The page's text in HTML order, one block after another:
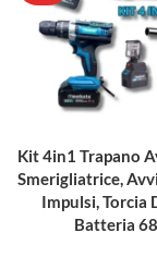
Kit 4in1 Trapano
Smerigliatrice,
Impulsi, Torcia
Batteria